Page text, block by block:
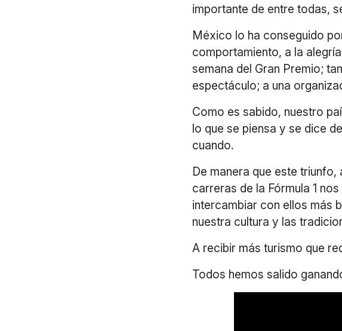
importante de entre todas,
México lo ha conseguido
comportamiento, a la
semana del Gran Premio;
espectáculo; a una
Como es sabido, nuestro
lo que se piensa y se dice
cuando.
De manera que este
carreras de la Fórmula 1
intercambiar con ellos más
nuestra cultura y las
A recibir más turismo que
Todos hemos salido